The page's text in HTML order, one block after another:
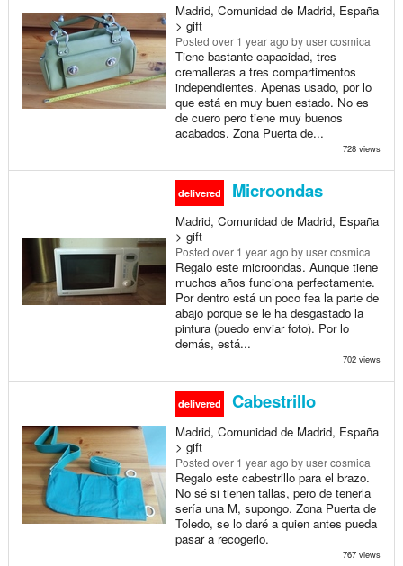
Madrid, Comunidad de Madrid, España
> gift
Posted over 1 year ago by user cosmica
Tiene bastante capacidad, tres
cremalleras a tres compartimentos
independientes. Apenas usado, por lo
que está en muy buen estado. No es
de cuero pero tiene muy buenos
acabados. Zona Puerta de...
728 views
delivered Microondas
Madrid, Comunidad de Madrid, España
> gift
Posted over 1 year ago by user cosmica
Regalo este microondas. Aunque tiene
muchos años funciona perfectamente.
Por dentro está un poco fea la parte de
abajo porque se le ha desgastado la
pintura (puedo enviar foto). Por lo
demás, está...
702 views
delivered Cabestrillo
Madrid, Comunidad de Madrid, España
> gift
Posted over 1 year ago by user cosmica
Regalo este cabestrillo para el brazo.
No sé si tienen tallas, pero de tenerla
sería una M, supongo. Zona Puerta de
Toledo, se lo daré a quien antes pueda
pasar a recogerlo.
767 views